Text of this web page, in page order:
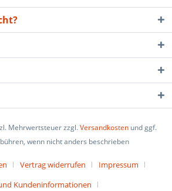
Mehrwertsteuer zzgl.Versandkosten und ggf.
wenn nicht anders beschrieben
Vertrag widerrufen
Impressum
Kundeninformationen